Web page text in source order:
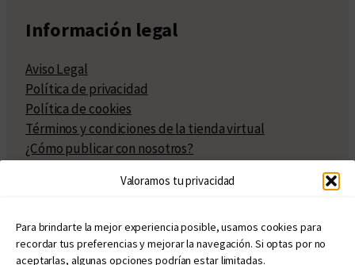
Valoramos tu privacidad
Para brindarte la mejor experiencia posible, usamos cookies para
recordar tus preferencias y mejorar la navegación. Si optas por no
aceptarlas, algunas opciones podrían estar limitadas.
Información legal
Aviso Legal
Política de privacidad
Política de cookies
Términos y condiciones de la tienda virtual
¿Cómo publicar con nosotros?
Políticas de publicación
Políticas de coedición
Atribuciones